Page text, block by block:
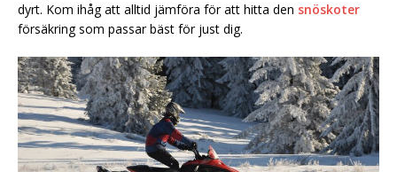
dyrt. Kom ihåg att alltid jämföra för att hitta den snöskoter
försäkring som passar bäst för just dig.